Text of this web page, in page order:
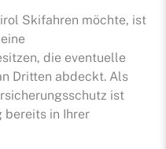
Skifahren möchte, ist
die eventuelle
Dritten abdeckt. Als
ist
bereits in Ihrer